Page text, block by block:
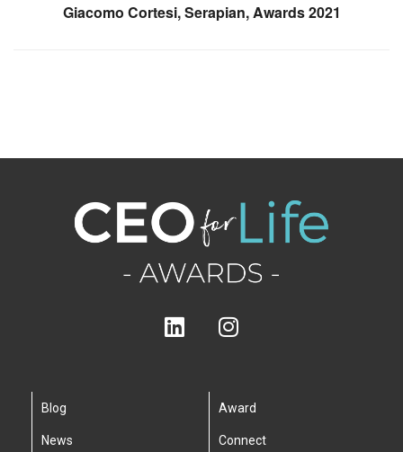
Giacomo Cortesi, Serapian, Awards 2021
Blog
News
Award
Connect